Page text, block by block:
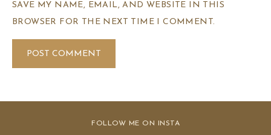
SAVE MY NAME, EMAIL, AND WEBSITE IN THIS
BROWSER FOR THE NEXT TIME I COMMENT.
FOLLOW ME ON INSTA